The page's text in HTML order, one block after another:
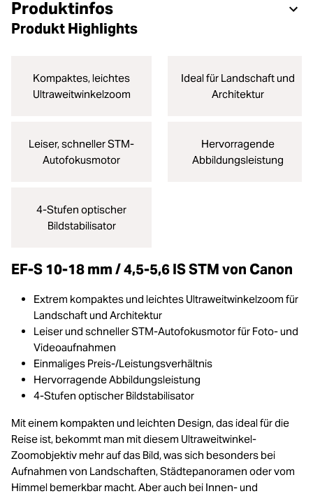
Produktinfos
Produkt Highlights
Kompaktes, leichtes
Ultraweitwinkelzoom
Ideal für Landschaft und
Architektur
Leiser, schneller STM-
Autofokusmotor
Hervorragende
Abbildungsleistung
4-Stufen optischer
Bildstabilisator
EF-S 10-18 mm / 4,5-5,6 IS STM von Canon
Extrem kompaktes und leichtes Ultraweitwinkelzoom für
Landschaft und Architektur
Leiser und schneller STM-Autofokusmotor für Foto- und
Videoaufnahmen
Einmaliges Preis-/Leistungsverhältnis
Hervorragende Abbildungsleistung
4-Stufen optischer Bildstabilisator
Mit einem kompakten und leichten Design, das ideal für die
Reise ist, bekommt man mit diesem Ultraweitwinkel-
Zoomobjektiv mehr auf das Bild, was sich besonders bei
Aufnahmen von Landschaften, Städtepanoramen oder vom
Himmel bemerkbar macht. Aber auch bei Innen- und